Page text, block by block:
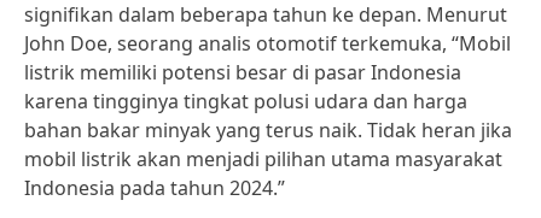
signifikan dalam beberapa tahun ke depan. Menurut
John Doe, seorang analis otomotif terkemuka, “Mobil
listrik memiliki potensi besar di pasar Indonesia
karena tingginya tingkat polusi udara dan harga
bahan bakar minyak yang terus naik. Tidak heran jika
mobil listrik akan menjadi pilihan utama masyarakat
Indonesia pada tahun 2024.”